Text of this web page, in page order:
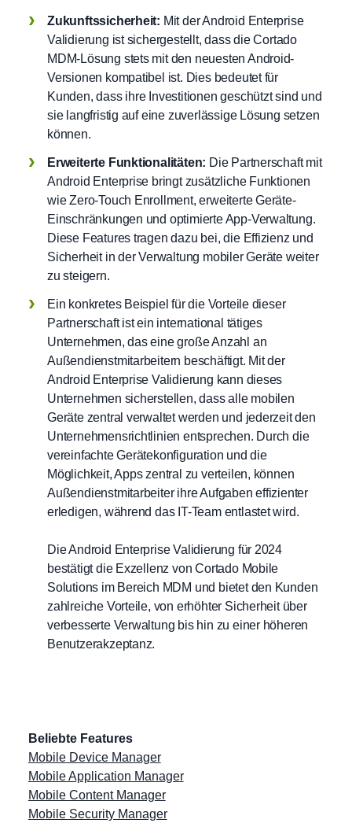
Zukunftssicherheit: Mit der Android Enterprise
Validierung ist sichergestellt, dass die Cortado
MDM-Lösung stets mit den neuesten Android-
Versionen kompatibel ist. Dies bedeutet für
Kunden, dass ihre Investitionen geschützt sind und
sie langfristig auf eine zuverlässige Lösung setzen
können.
Erweiterte Funktionalitäten: Die Partnerschaft mit
Android Enterprise bringt zusätzliche Funktionen
wie Zero-Touch Enrollment, erweiterte Geräte-
Einschränkungen und optimierte App-Verwaltung.
Diese Features tragen dazu bei, die Effizienz und
Sicherheit in der Verwaltung mobiler Geräte weiter
zu steigern.
Ein konkretes Beispiel für die Vorteile dieser
Partnerschaft ist ein international tätiges
Unternehmen, das eine große Anzahl an
Außendienstmitarbeitern beschäftigt. Mit der
Android Enterprise Validierung kann dieses
Unternehmen sicherstellen, dass alle mobilen
Geräte zentral verwaltet werden und jederzeit den
Unternehmensrichtlinien entsprechen. Durch die
vereinfachte Gerätekonfiguration und die
Möglichkeit, Apps zentral zu verteilen, können
Außendienstmitarbeiter ihre Aufgaben effizienter
erledigen, während das IT-Team entlastet wird.
Die Android Enterprise Validierung für 2024
bestätigt die Exzellenz von Cortado Mobile
Solutions im Bereich MDM und bietet den Kunden
zahlreiche Vorteile, von erhöhter Sicherheit über
verbesserte Verwaltung bis hin zu einer höheren
Benutzerakzeptanz.
Beliebte Features
Mobile Device Manager
Mobile Application Manager
Mobile Content Manager
Mobile Security Manager